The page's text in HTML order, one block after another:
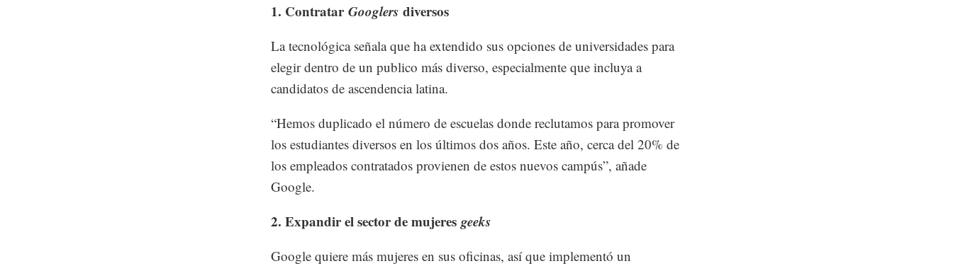
1. ContratarGooglers diversos
La tecnológica señala que ha extendido sus opciones de universidades para
elegir dentro de un publico más diverso, especialmente que incluya a
candidatos de ascendencia latina.
“Hemos duplicado el número de escuelas donde reclutamos para promover
los estudiantes diversos en los últimos dos años. Este año, cerca del 20% de
los empleados contratados provienen de estos nuevos campús”, añade
Google.
2. Expandir el sector de mujeresgeeks
Google quiere más mujeres en sus oficinas, así que implementó un